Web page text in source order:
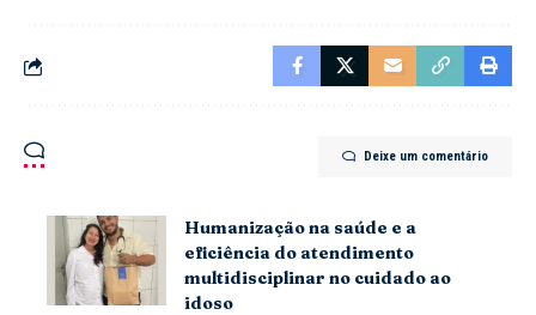
Deixe um comentário
Humanização na saúde e a
eficiência do atendimento
multidisciplinar no cuidado ao
idoso